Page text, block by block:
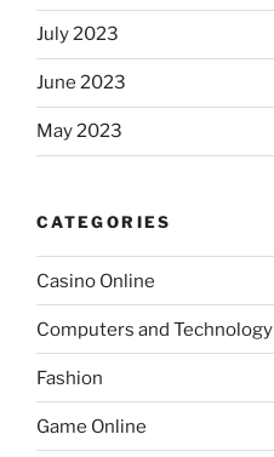
July 2023
June 2023
May 2023
CATEGORIES
Casino Online
Computers and Technology
Fashion
Game Online